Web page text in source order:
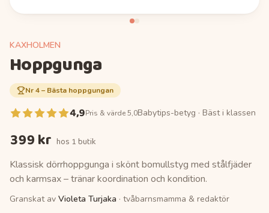
KAXHOLMEN
Hoppgunga
Nr4– Bästa hoppgungan
4,9Pris & värde 5,0Babytips-betyg · Bäst i klassen
399 kr hos 1 butik
Klassisk dörrhoppgunga i skönt bomullstyg med stålfjäder
och karmsax – tränar koordination och kondition.
Granskat av Violeta Turjaka · tvåbarnsmamma & redaktör